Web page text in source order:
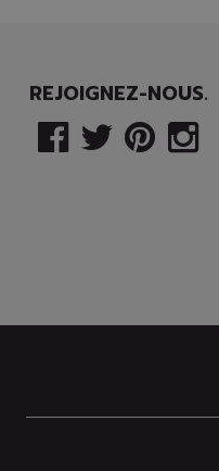
REJOIGNEZ-NOUS.